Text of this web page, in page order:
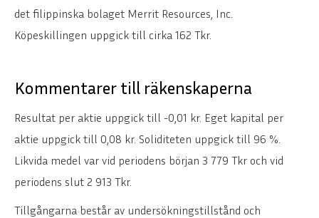
det filippinska bolaget Merrit Resources, Inc.
Köpeskillingen uppgick till cirka 162 Tkr.
Kommentarer till räkenskaperna
Resultat per aktie uppgick till -0,01 kr. Eget kapital per
aktie uppgick till 0,08 kr. Soliditeten uppgick till 96 %.
Likvida medel var vid periodens början 3 779 Tkr och vid
periodens slut 2 913 Tkr.
Tillgångarna består av undersökningstillstånd och